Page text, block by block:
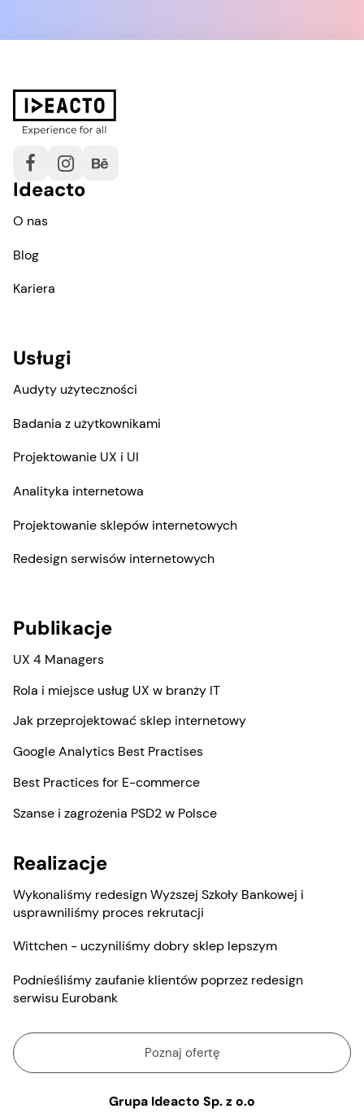
Ideacto
O nas
Blog
Kariera
Usługi
Audyty użyteczności
Badania z użytkownikami
Projektowanie UX i UI
Analityka internetowa
Projektowanie sklepów internetowych
Redesign serwisów internetowych
Publikacje
UX 4 Managers
Rola i miejsce usług UX w branży IT
Jak przeprojektować sklep internetowy
Google Analytics Best Practises
Best Practices for E-commerce
Szanse i zagrożenia PSD2 w Polsce
Realizacje
Wykonaliśmy redesign Wyższej Szkoły Bankowej i
usprawniliśmy proces rekrutacji
Wittchen - uczyniliśmy dobry sklep lepszym
Podnieśliśmy zaufanie klientów poprzez redesign
serwisu Eurobank
Poznaj ofertę
Grupa Ideacto Sp. z o.o